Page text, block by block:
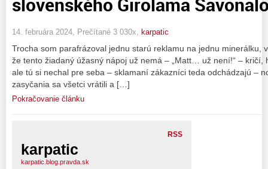
14. februára 2024, Prečítané 3 030x, karpatic
Trocha som parafrázoval jednu starú reklamu na jednu minerálku,
že tento žiadaný úžasný nápoj už nemá – „Matt… už není!“ – kričí,
ale tú si nechal pre seba – sklamaní zákazníci teda odchádzajú –
zasyčania sa všetci vrátili a […]
Pokračovanie článku
RSS
karpatic
karpatic.blog.pravda.sk